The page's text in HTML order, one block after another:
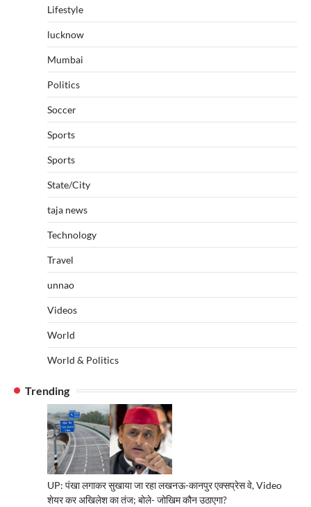
Lifestyle
lucknow
Mumbai
Politics
Soccer
Sports
Sports
State/City
taja news
Technology
Travel
unnao
Videos
World
World & Politics
Trending
UP: पंखा लगाकर सुखाया जा रहा लखनऊ-कानपुर एक्सप्रेस वे, Video
शेयर कर अखिलेश का तंज; बोले- जोखिम कौन उठाएगा?